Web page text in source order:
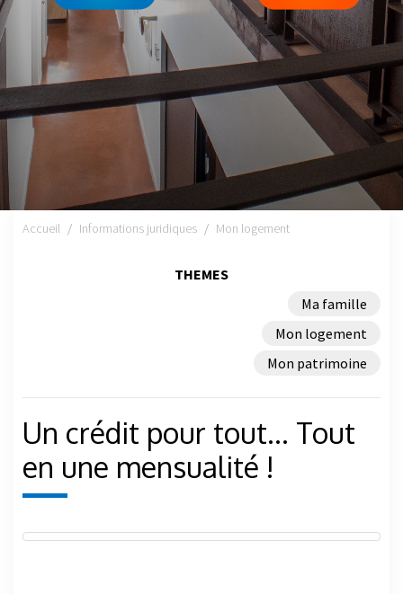
Accueil Informations juridiques Mon logement
THEMES
Ma famille
Mon logement
Mon patrimoine
Un crédit pour tout... Tout
en une mensualité !